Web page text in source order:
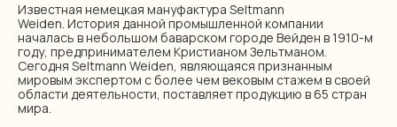
Известная немецкая мануфактура Seltmann
Weiden. История данной промышленной компании
началась в небольшом баварском городе Вейден в 1910-м
году, предпринимателем Кристианом Зельтманом.
Сегодня Seltmann Weiden, являющаяся признанным
мировым экспертом с более чем вековым стажем в своей
области деятельности, поставляет продукцию в 65 стран
мира.